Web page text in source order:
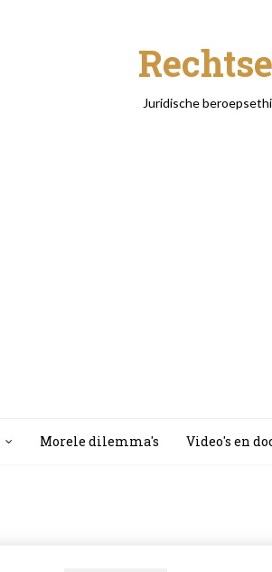
Juridische
Morele dilemma's Video's en